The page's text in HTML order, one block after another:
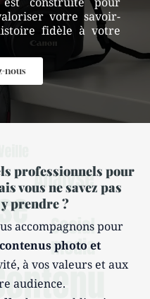
construite pour
votre savoir-
fidèle à votre
nous
professionnels pour
vous ne savez pas
prendre ?
accompagnons pour
photo et
à vos valeurs et aux
audience.